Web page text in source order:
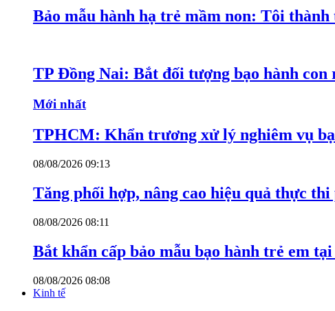
Bảo mẫu hành hạ trẻ mầm non: Tôi
TP Đồng Nai: Bắt đối tượng bạo hành
Mới nhất
TPHCM: Khẩn trương xử lý nghiêm vụ
08/08/2026 09:13
Tăng phối hợp, nâng cao hiệu quả thực
08/08/2026 08:11
Bắt khẩn cấp bảo mẫu bạo hành trẻ em
08/08/2026 08:08
Kinh tế